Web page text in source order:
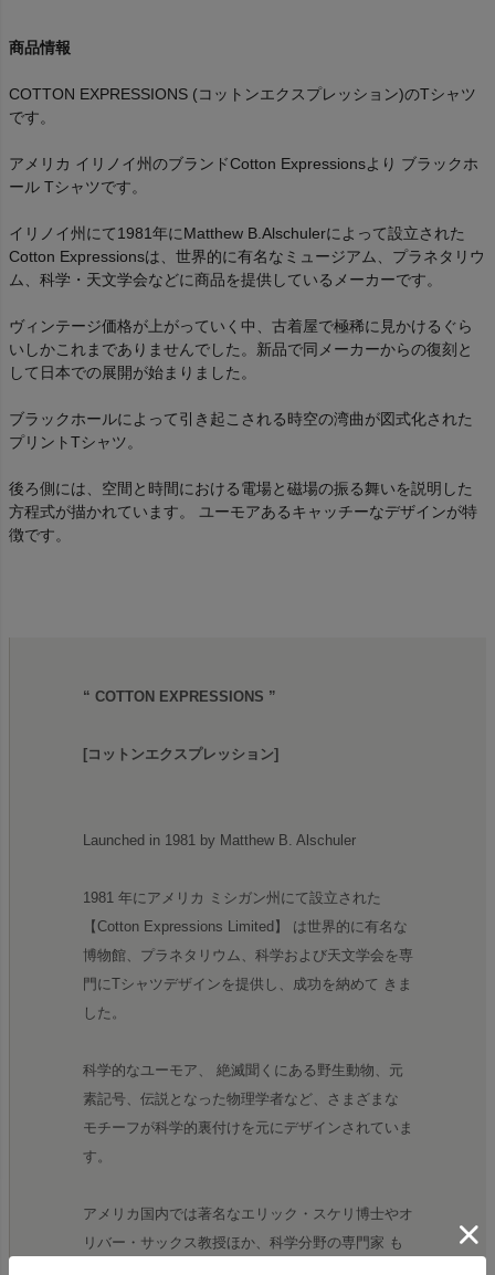
商品情報
COTTON EXPRESSIONS (コットンエクスプレッション)のTシャツ
です。
アメリカ イリノイ州のブランドCotton Expressionsより ブラックホ
ール Tシャツです。
イリノイ州にて1981年にMatthew B.Alschulerによって設立された
Cotton Expressionsは、世界的に有名なミュージアム、プラネタリウ
ム、科学・天文学会などに商品を提供しているメーカーです。
ヴィンテージ価格が上がっていく中、古着屋で極稀に見かけるぐら
いしかこれまでありませんでした。新品で同メーカーからの復刻と
して日本での展開が始まりました。
ブラックホールによって引き起こされる時空の湾曲が図式化された
プリントTシャツ。
後ろ側には、空間と時間における電場と磁場の振る舞いを説明した
方程式が描かれています。 ユーモアあるキャッチーなデザインが特
徴です。
“ COTTON EXPRESSIONS ”
[コットンエクスプレッション]
Launched in 1981 by Matthew B. Alschuler
1981 年にアメリカ ミシガン州にて設立された
【Cotton Expressions Limited】 は世界的に有名な
博物館、プラネタリウム、科学および天文学会を専
門にTシャツデザインを提供し、成功を納めて きま
した。
科学的なユーモア、 絶滅聞くにある野生動物、元
素記号、伝説となった物理学者など、さまざまな
モチーフが科学的裏付けを元にデザインされていま
す。
アメリカ国内では著名なエリック・スケリ博士やオ
リバー・サックス教授ほか、科学分野の専門家 も